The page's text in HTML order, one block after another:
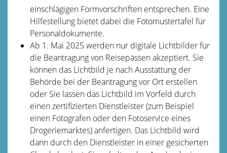
einschlägigen Formvorschriften entsprechen. Eine
Hilfestellung bietet dabei die Fotomustertafel für
Personaldokumente.
Ab 1. Mai 2025 werden nur digitale Lichtbilder für
die Beantragung von Reisepässen akzeptiert. Sie
können das Lichtbild je nach Ausstattung der
Behörde bei der Beantragung vor Ort erstellen
oder Sie lassen das Lichtbild im Vorfeld durch
einen zertifizierten Dienstleister (zum Beispiel
einen Fotografen oder den Fotoservice eines
Drogeriemarktes) anfertigen. Das Lichtbild wird
dann durch den Dienstleister in einer gesicherten